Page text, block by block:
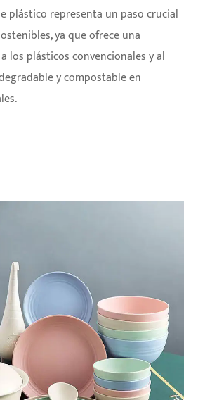
plástico representa un paso crucial
ya que ofrece una
los plásticos convencionales y al
y compostable en